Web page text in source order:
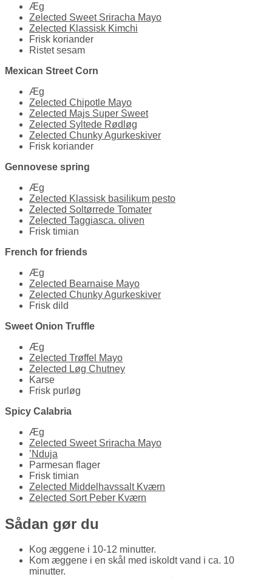
Æg
Zelected Sweet Sriracha Mayo
Zelected Klassisk Kimchi
Frisk koriander
Ristet sesam
Mexican Street Corn
Æg
Zelected Chipotle Mayo
Zelected Majs Super Sweet
Zelected Syltede Rødløg
Zelected Chunky Agurkeskiver
Frisk koriander
Gennovese spring
Æg
Zelected Klassisk basilikum pesto
Zelected Soltørrede Tomater
Zelected Taggiasca. oliven
Frisk timian
French for friends
Æg
Zelected Bearnaise Mayo
Zelected Chunky Agurkeskiver
Frisk dild
Sweet Onion Truffle
Æg
Zelected Trøffel Mayo
Zelected Løg Chutney
Karse
Frisk purløg
Spicy Calabria
Æg
Zelected Sweet Sriracha Mayo
’Nduja
Parmesan flager
Frisk timian
Zelected Middelhavssalt Kværn
Zelected Sort Peber Kværn
Sådan gør du
Kog æggene i 10-12 minutter.
Kom æggene i en skål med iskoldt vand i ca. 10
minutter.